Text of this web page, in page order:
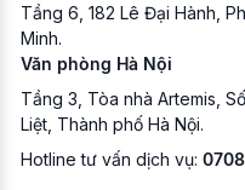
Tầng 6, 182 Lê Đại Hành,
Minh.
Văn phòng Hà Nội
Tầng 3, Tòa nhà Artemis,
Liệt, Thành phố Hà Nội.
Hotline tư vấn dịch vụ: